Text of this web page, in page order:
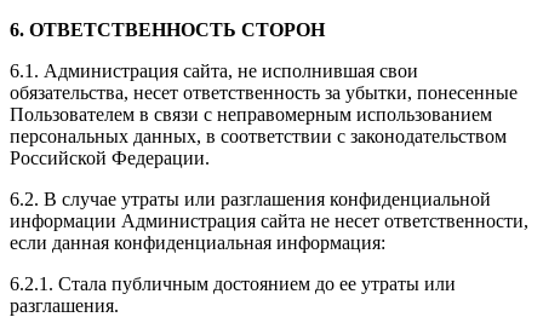
6. ОТВЕТСТВЕННОСТЬ СТОРОН
6.1. Администрация сайта, не исполнившая свои
обязательства, несет ответственность за убытки, понесенные
Пользователем в связи с неправомерным использованием
персональных данных, в соответствии с законодательством
Российской Федерации.
6.2. В случае утраты или разглашения конфиденциальной
информации Администрация сайта не несет ответственности,
если данная конфиденциальная информация:
6.2.1. Стала публичным достоянием до ее утраты или
разглашения.